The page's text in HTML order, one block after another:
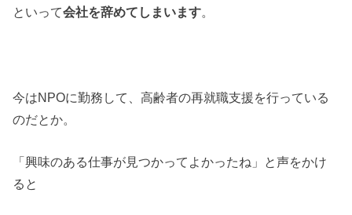
といって会社を辞めてしまいます。
今はNPOに勤務して、高齢者の再就職支援を行っている
のだとか。
「興味のある仕事が見つかってよかったね」と声をかけ
ると